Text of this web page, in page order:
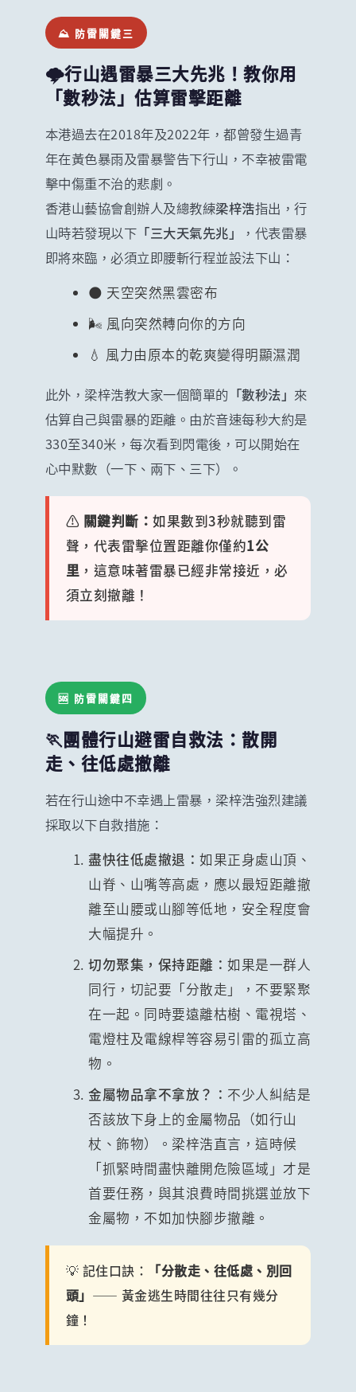
⛰️ 防雷關鍵三
🌩️行山遇雷暴三大先兆！教你用
「數秒法」估算雷擊距離
本港過去在2018年及2022年，都曾發生過青
年在黃色暴雨及雷暴警告下行山，不幸被雷電
擊中傷重不治的悲劇。
香港山藝協會創辦人及總教練梁梓浩指出，行
山時若發現以下 「三大天氣先兆」
，代表雷暴
即將來臨，必須立即腰斬行程並設法下山：
🌑 天空突然黑雲密布
🌬️ 風向突然轉向你的方向
💧 風力由原本的乾爽變得明顯濕潤
此外，梁梓浩教大家一個簡單的 「數秒法」 來
估算自己與雷暴的距離。由於音速每秒大約是
330至340米，每次看到閃電後，可以開始在
心中默數（一下、兩下、三下）。
⚠️ 關鍵判斷：如果數到3秒就聽到雷
聲，代表雷擊位置距離你僅約1公
里 ，這意味著雷暴已經非常接近，必
須立刻撤離！
🆘 防雷關鍵四
🏃團體行山避雷自救法：散開
走、往低處撤離
若在行山途中不幸遇上雷暴，梁梓浩強烈建議
採取以下自救措施：
盡快往低處撤退：如果正身處山頂、
山脊、山嘴等高處，應以最短距離撤
離至山腰或山腳等低地，安全程度會
大幅提升。
切勿聚集，保持距離：如果是一群人
同行，切記要「分散走」，不要緊聚
在一起。同時要遠離枯樹、電視塔、
電燈柱及電線桿等容易引雷的孤立高
物。
金屬物品拿不拿放？： 不少人糾結是
否該放下身上的金屬物品（如行山
杖、飾物）。梁梓浩直言，這時候
「抓緊時間盡快離開危險區域」才是
首要任務，與其浪費時間挑選並放下
金屬物，不如加快腳步撤離。
💡 記住口訣：
「分散走、往低處、別回
頭」 —— 黃金逃生時間往往只有幾分
鐘！